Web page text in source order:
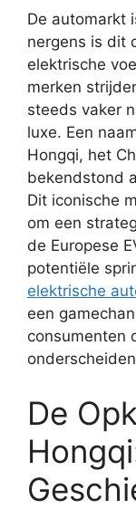
De automarkt
nergens is dit
elektrische
merken
steeds vaker
luxe. Een
Hongqi, het
bekendstond
Dit iconische
om een
de Europese
potentiële
elektrische
een
consumenten
De